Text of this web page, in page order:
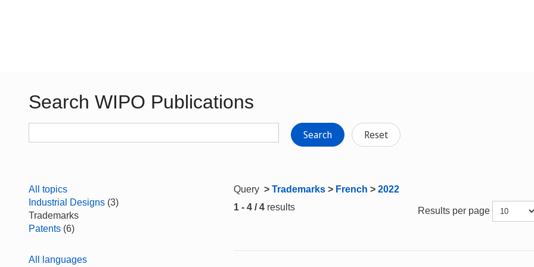
Search WIPO Publications
Search Reset
All topics
Industrial Designs (3)
Trademarks
Patents (6)
All languages
Query > Trademarks > French > 2022
1 - 4 / 4 results Results per page